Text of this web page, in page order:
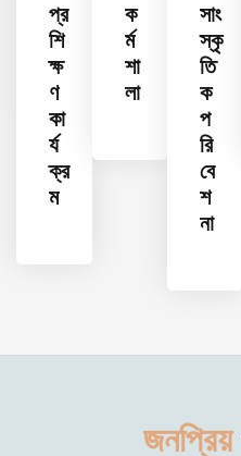
প্র
শি
ক্ষ
ণ
কা
র্য
ক্র
ম
ক
র্ম
শা
লা
সাং
স্কৃ
তি
ক
প
রি
বে
শ
না
জনপ্রিয়